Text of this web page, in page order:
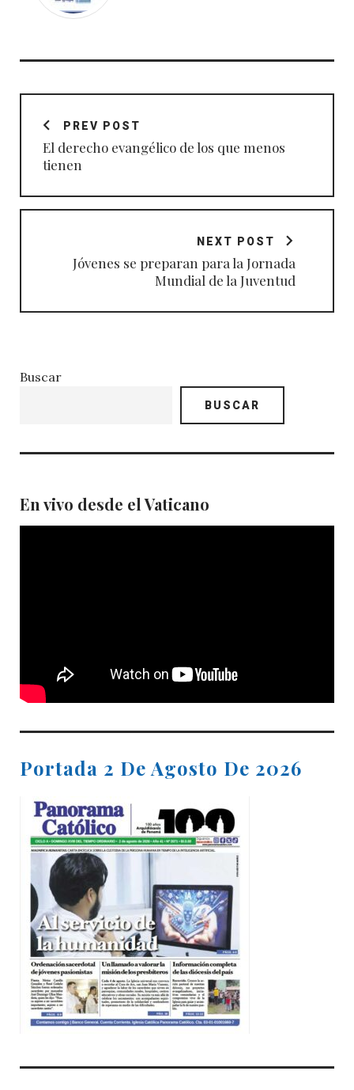
Navegación
entradasPREV POST
El derecho evangélico de los que menos
tienen
NEXT POST
Jóvenes se preparan para la Jornada
Mundial de la Juventud
Buscar
BUSCAR
En vivo desde el Vaticano
Portada 2 De Agosto De 2026